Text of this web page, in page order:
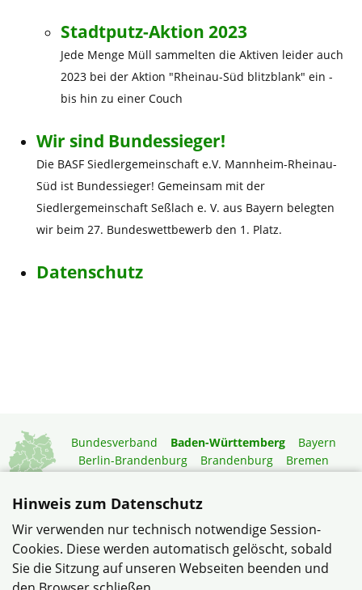
Stadtputz-Aktion 2023
Jede Menge Müll sammelten die Aktiven leider auch
2023 bei der Aktion "Rheinau-Süd blitzblank" ein -
bis hin zu einer Couch
Wir sind Bundessieger!
Die BASF Siedlergemeinschaft e.V. Mannheim-Rheinau-
Süd ist Bundessieger! Gemeinsam mit der
Siedlergemeinschaft Seßlach e. V. aus Bayern belegten
wir beim 27. Bundeswettbewerb den 1. Platz.
Datenschutz
Bundesverband Baden-Württemberg
Bayern
Berlin-Brandenburg
Brandenburg
Bremen
Niedersachsen
Rheinland-Pfalz
Saarland
Sachsen-Anhalt
Schleswig-Holstein
Thüringen
Mitgliedermagazin
Gartenberatung
Hinweis zum Datenschutz
Wir verwenden nur technisch notwendige Session-
Cookies. Diese werden automatisch gelöscht, sobald
Sie die Sitzung auf unseren Webseiten beenden und